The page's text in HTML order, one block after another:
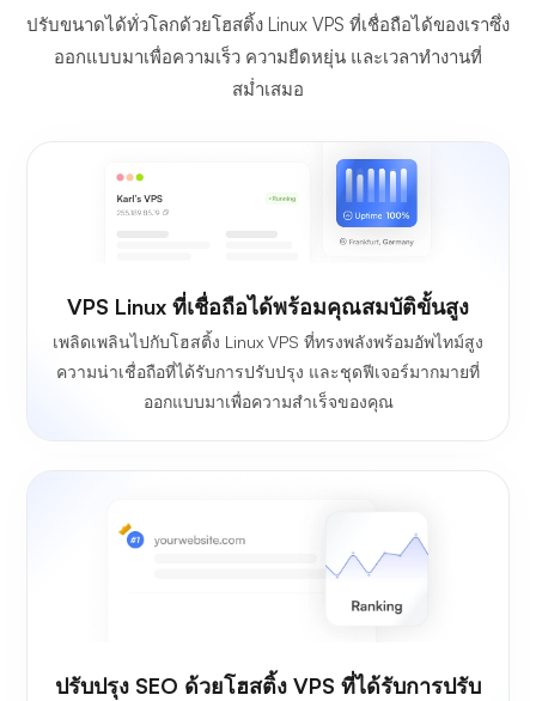
ปรับขนาดได้ทั่วโลกด้วยโฮสติ้ง Linux VPS ที่เชื่อถือได้ของเราซึ่ง
ออกแบบมาเพื่อความเร็ว ความยืดหยุ่น และเวลาทำงานที่
สม่ำเสมอ
VPS Linux ที่เชื่อถือได้พร้อมคุณสมบัติขั้นสูง
เพลิดเพลินไปกับโฮสติ้ง Linux VPS ที่ทรงพลังพร้อมอัพไทม์สูง
ความน่าเชื่อถือที่ได้รับการปรับปรุง และชุดฟีเจอร์มากมายที่
ออกแบบมาเพื่อความสำเร็จของคุณ
ปรับปรุง SEO ด้วยโฮสติ้ง VPS ที่ได้รับการปรับ